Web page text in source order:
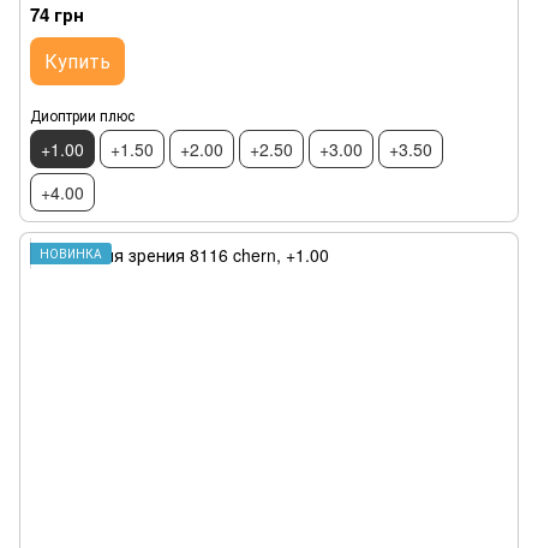
74 грн
Купить
Диоптрии плюс
+1.00 +1.50 +2.00 +2.50 +3.00
+3.50
+4.00
НОВИНКА